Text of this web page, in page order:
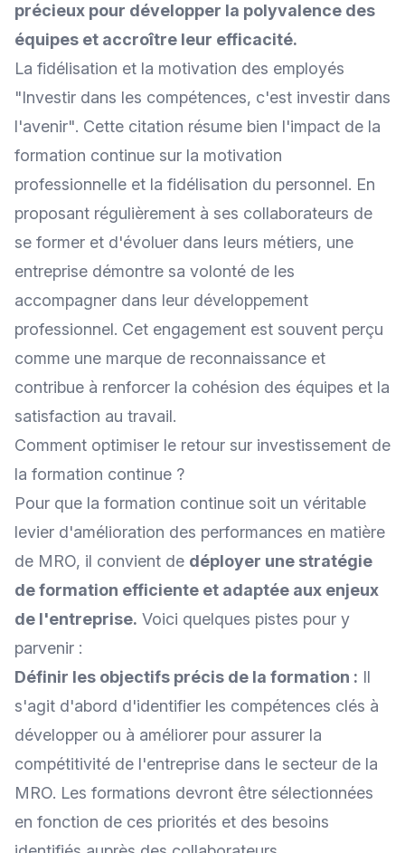
précieux pour développer la polyvalence des
équipes et accroître leur efficacité.
La fidélisation et la motivation des employés
"Investir dans les compétences, c'est investir dans
l'avenir". Cette citation résume bien l'impact de la
formation continue sur la motivation
professionnelle et la fidélisation du personnel. En
proposant régulièrement à ses collaborateurs de
se former et d'évoluer dans leurs métiers, une
entreprise démontre sa volonté de les
accompagner dans leur développement
professionnel. Cet engagement est souvent perçu
comme une marque de reconnaissance et
contribue à renforcer la cohésion des équipes et la
satisfaction au travail.
Comment optimiser le retour sur investissement de
la formation continue ?
Pour que la formation continue soit un véritable
levier d'amélioration des performances en matière
de MRO, il convient de déployer une stratégie
de formation efficiente et adaptée aux enjeux
de l'entreprise. Voici quelques pistes pour y
parvenir :
Définir les objectifs précis de la formation : Il
s'agit d'abord d'identifier les compétences clés à
développer ou à améliorer pour assurer la
compétitivité de l'entreprise dans le secteur de la
MRO. Les formations devront être sélectionnées
en fonction de ces priorités et des besoins